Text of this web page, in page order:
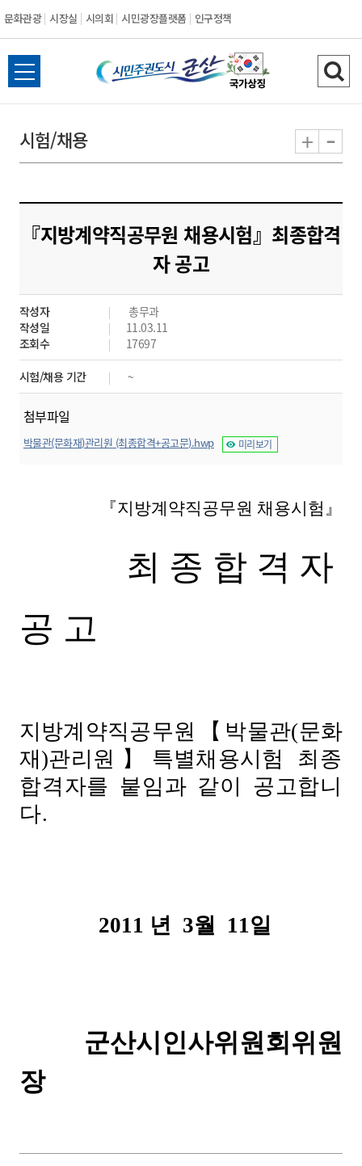
문화관광 시장실 시의회 시민광장플랫폼 인구정책
시
민
도
시
군
산
전
체
뉴
열
검
색
기
시험/채용 + -
『지방계약직공무원 채용시험』최종합격
자 공고
작성자
총무과
작성일
11.03.11
조회수
17697
시험/채용 기간 ~
첨부파일
박물관(문화재)관리원 (최종합격+공고문).hwp 미리보기
『지방계약직공무원 채용시험』
최종합격자
공 고
지방계약직공무원【박물관(문화
재)관리원】특별채용시험
최종
합격자를 붙임과 같이 공고합니
다.
2011 년 3월 11일
군산시인사위원회위원
장